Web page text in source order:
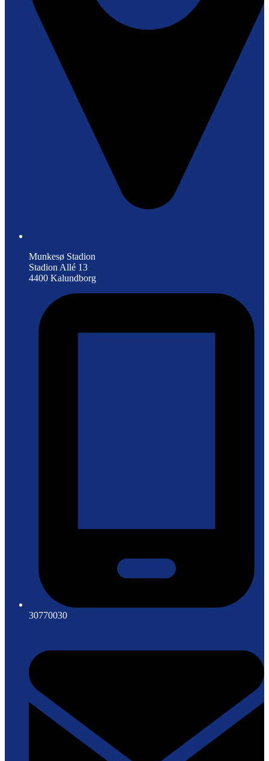
Munkesø Stadion
Stadion Allé 13
4400 Kalundborg
30770030